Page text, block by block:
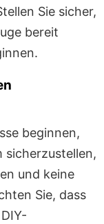
Sie sicher,
bereit
beginnen,
sicherzustellen,
und keine
Sie, dass